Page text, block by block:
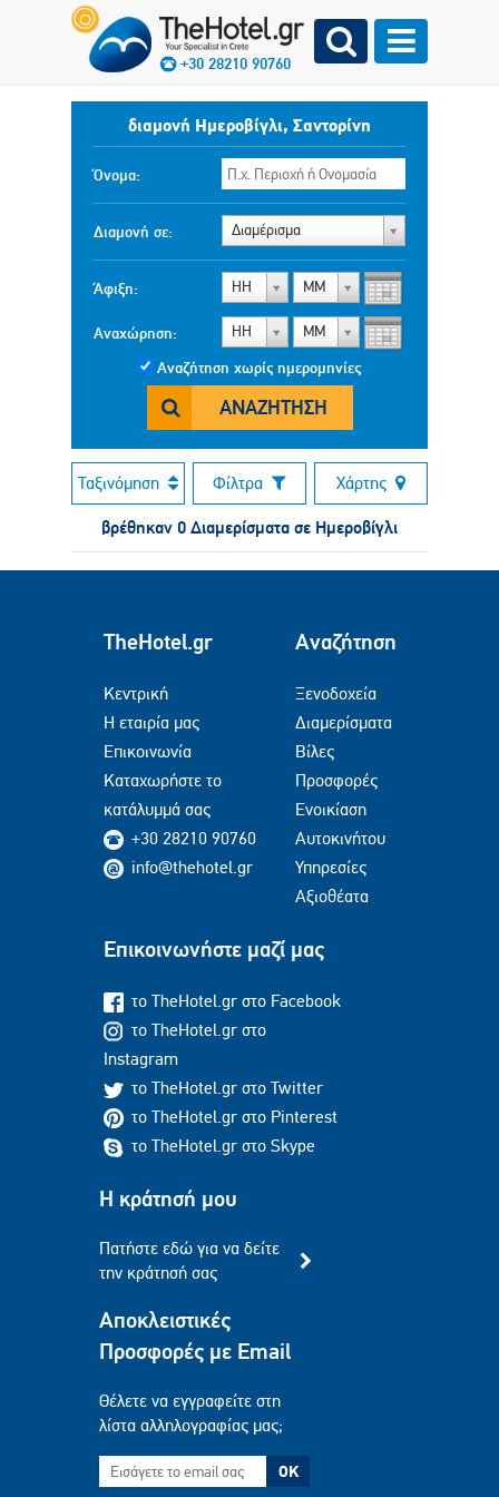
+30 28210 90760
διαμονή Ημεροβίγλι, Σαντορίνη
Όνομα:
Διαμονή σε: Διαμέρισμα
Άφιξη: ΗΗ ΜΜ
Αναχώρηση: ΗΗ ΜΜ
Αναζήτηση χωρίς ημερομηνίες
ΑΝΑΖΉΤΗΣΗ
Ταξινόμηση Φίλτρα Χάρτης
βρέθηκαν 0 Διαμερίσματα σε Ημεροβίγλι
TheHotel.gr
Κεντρική
Η εταιρία μας
Επικοινωνία
Καταχωρήστε το
κατάλυμμά σας
+30 28210 90760
info@thehotel.gr
Αναζήτηση
Ξενοδοχεία
Διαμερίσματα
Βίλες
Προσφορές
Ενοικίαση
Αυτοκινήτου
Υπηρεσίες
Αξιοθέατα
Επικοινωνήστε μαζί μας
το TheHotel.gr στο Facebook
το TheHotel.gr στο
Instagram
το TheHotel.gr στο Twitter
το TheHotel.gr στο Pinterest
το TheHotel.gr στο Skype
Η κράτησή μου
Πατήστε εδώ για να δείτε
την κράτησή σας
Αποκλειστικές
Προσφορές με Email
Θέλετε να εγγραφείτε στη
λίστα αλληλογραφίας μας;
OK